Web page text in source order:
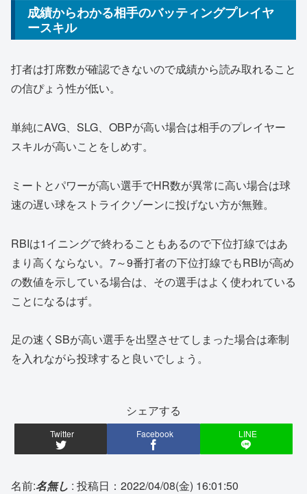
成績からわかる相手のバッティングプレイヤ
ースキル
打者は打席数が確認できないので成績から読み取れること
の信ぴょう性が低い。
単純にAVG、SLG、OBPが高い場合は相手のプレイヤー
スキルが高いことをしめす。
ミートとパワーが高い選手でHR数が異常に高い場合は球
速の遅い球をストライクゾーンに投げない方が無難。
RBIは1イニングで終わることもあるので下位打線ではあ
まり高くならない。7～9番打者の下位打線でもRBIが高め
の数値を示している場合は、その選手はよく使われている
ことになるはず。
足の速くSBが高い選手を出塁させてしまった場合は牽制
を入れながら投球すると良いでしょう。
シェアする
Twitter Facebook LINE
名前:名無し : 投稿日：2022/04/08(金) 16:01:50